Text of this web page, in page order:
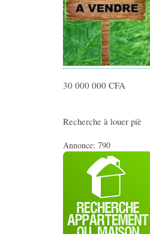
30 000 000 CFA
Recherche à louer piè
Annonce: 790